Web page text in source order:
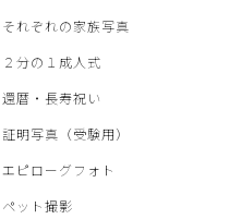
それぞれの家族写真
２分の１成人式
還暦・⾧寿祝い
証明写真（受験用）
エピローグフォト
ペット撮影